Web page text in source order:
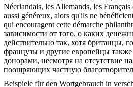
Néerlandais, les Allemands, les Français
aussi généreux, alors qu'ils ne
qui encouragent cette démarche
зависимости от того, о каких
действительно так, хотя британцы,
французы и другие европейцы
донорами, несмотря на отсутствие
поощряющих частную
Beispiele für den Wortgebrauch in